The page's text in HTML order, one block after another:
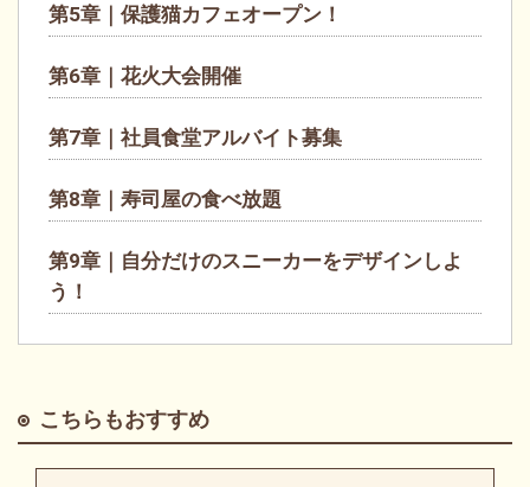
第5章｜保護猫カフェオープン！
第6章｜花火大会開催
第7章｜社員食堂アルバイト募集
第8章｜寿司屋の食べ放題
第9章｜自分だけのスニーカーをデザインしよ
う！
こちらもおすすめ